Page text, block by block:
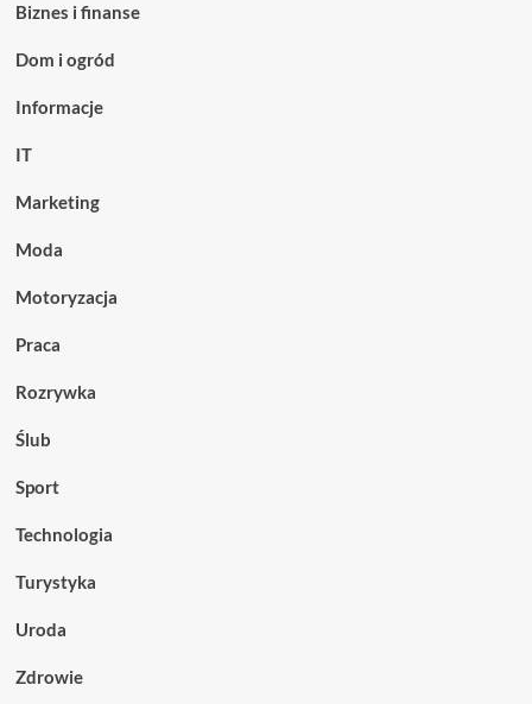
Biznes i finanse
Dom i ogród
Informacje
IT
Marketing
Moda
Motoryzacja
Praca
Rozrywka
Ślub
Sport
Technologia
Turystyka
Uroda
Zdrowie